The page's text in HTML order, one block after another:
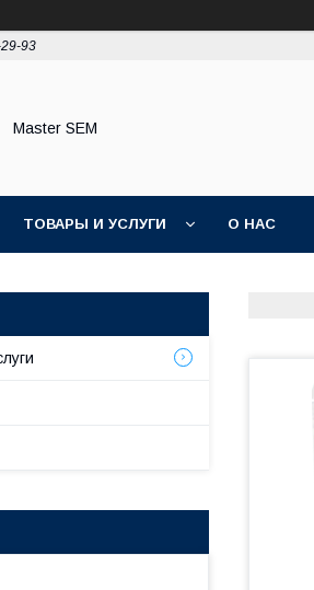
93
Master SEM
ТОВАРЫ И УСЛУГИ О НАС